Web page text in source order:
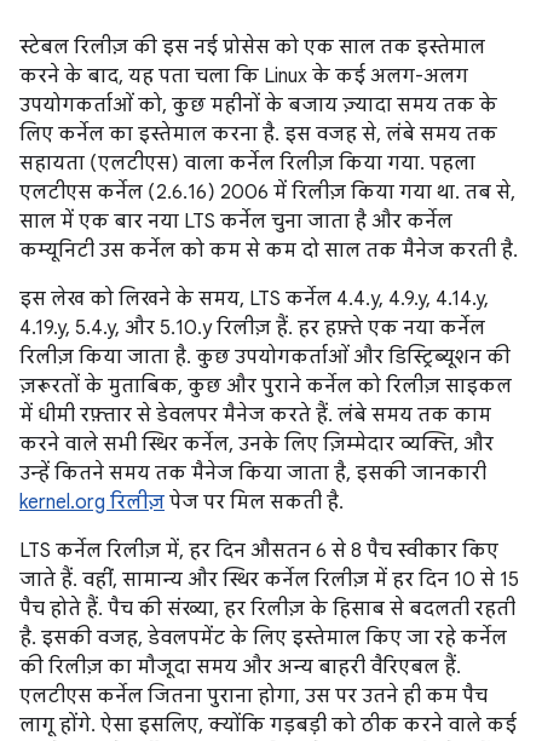
स्टेबल रिलीज़ की इस नई प्रोसेस को एक साल तक इस्तेमाल
करने के बाद, यह पता चला कि Linux के कई अलग-अलग
उपयोगकर्ताओं को, कुछ महीनों के बजाय ज़्यादा समय तक के
लिए कर्नेल का इस्तेमाल करना है. इस वजह से, लंबे समय तक
सहायता (एलटीएस) वाला कर्नेल रिलीज़ किया गया. पहला
एलटीएस कर्नेल (2.6.16) 2006 में रिलीज़ किया गया था. तब से,
साल में एक बार नया LTS कर्नेल चुना जाता है और कर्नेल
कम्यूनिटी उस कर्नेल को कम से कम दो साल तक मैनेज करती है.
इस लेख को लिखने के समय, LTS कर्नेल 4.4.y, 4.9.y, 4.14.y,
4.19.y, 5.4.y, और 5.10.y रिलीज़ हैं. हर हफ़्ते एक नया कर्नेल
रिलीज़ किया जाता है. कुछ उपयोगकर्ताओं और डिस्ट्रिब्यूशन की
ज़रूरतों के मुताबिक, कुछ और पुराने कर्नेल को रिलीज़ साइकल
में धीमी रफ़्तार से डेवलपर मैनेज करते हैं. लंबे समय तक काम
करने वाले सभी स्थिर कर्नेल, उनके लिए ज़िम्मेदार व्यक्ति, और
उन्हें कितने समय तक मैनेज किया जाता है, इसकी जानकारी
kernel.org रिलीज़ पेज पर मिल सकती है.
LTS कर्नेल रिलीज़ में, हर दिन औसतन 6 से 8 पैच स्वीकार किए
जाते हैं. वहीं, सामान्य और स्थिर कर्नेल रिलीज़ में हर दिन 10 से 15
पैच होते हैं. पैच की संख्या, हर रिलीज़ के हिसाब से बदलती रहती
है. इसकी वजह, डेवलपमेंट के लिए इस्तेमाल किए जा रहे कर्नेल
की रिलीज़ का मौजूदा समय और अन्य बाहरी वैरिएबल हैं.
एलटीएस कर्नेल जितना पुराना होगा, उस पर उतने ही कम पैच
लागू होंगे. ऐसा इसलिए, क्योंकि गड़बड़ी को ठीक करने वाले कई